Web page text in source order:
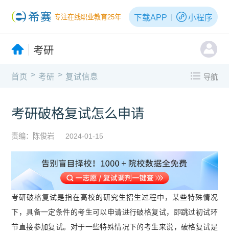
专注在线职业教育25年 下载APP 小程序
考研
首页 > 考研 > 复试信息 导航
考研破格复试怎么申请
责编：陈俊岩 2024-01-15
考研破格复试是指在高校的研究生招生过程中，某些特殊情况
下，具备一定条件的考生可以申请进行破格复试，即跳过初试环
节直接参加复试。对于一些特殊情况下的考生来说，破格复试是